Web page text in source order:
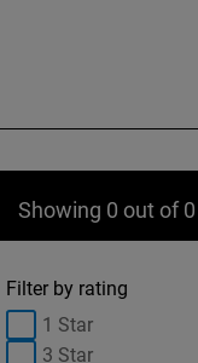
Showing 0 out of 0
Filter by rating
1 Star
3 Star